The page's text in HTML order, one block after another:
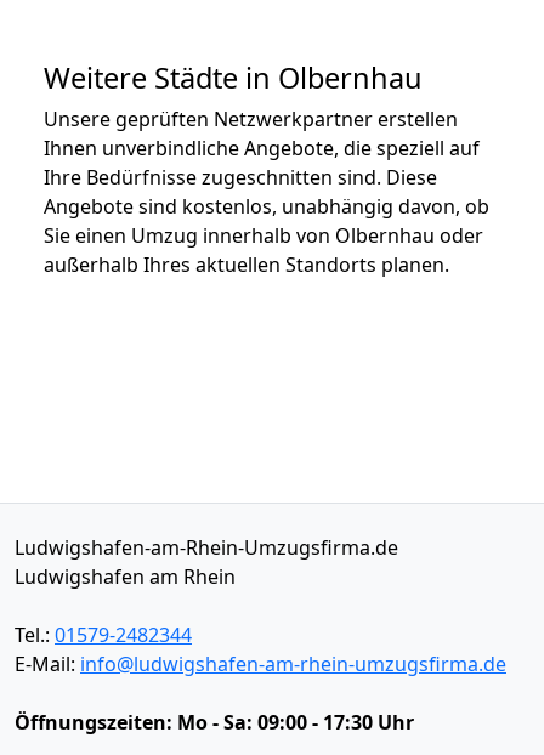
Weitere Städte in Olbernhau
Unsere geprüften Netzwerkpartner erstellen
Ihnen unverbindliche Angebote, die speziell auf
Ihre Bedürfnisse zugeschnitten sind. Diese
Angebote sind kostenlos, unabhängig davon, ob
Sie einen Umzug innerhalb von Olbernhau oder
außerhalb Ihres aktuellen Standorts planen.
Ludwigshafen-am-Rhein-Umzugsfirma.de
Ludwigshafen am Rhein
Tel.: 01579-2482344
E-Mail: info@ludwigshafen-am-rhein-umzugsfirma.de
Öffnungszeiten: Mo - Sa: 09:00 - 17:30 Uhr